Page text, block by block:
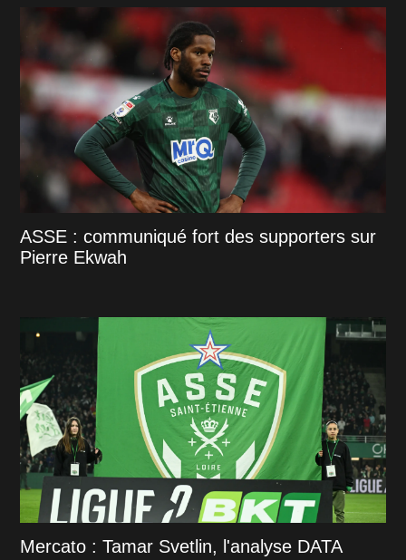
ASSE : communiqué fort des supporters sur
Pierre Ekwah
Mercato : Tamar Svetlin, l'analyse DATA